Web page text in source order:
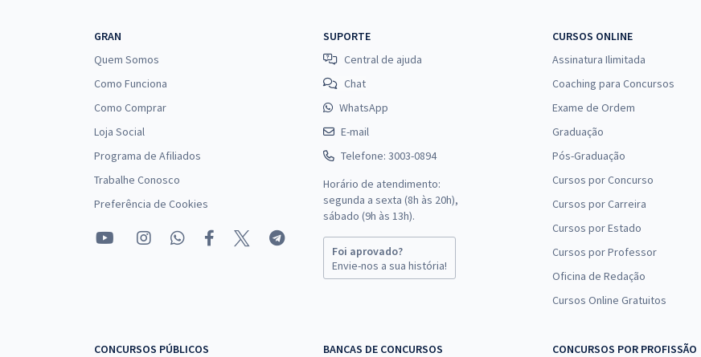
GRAN
Quem Somos
Como Funciona
Como Comprar
Loja Social
Programa de Afiliados
Trabalhe Conosco
Preferência de Cookies
SUPORTE
Central de ajuda
Chat
WhatsApp
E-mail
Telefone: 3003-0894
Horário de atendimento:
segunda a sexta (8h às 20h),
sábado (9h às 13h).
Foi aprovado?
Envie-nos a sua história!
CURSOS ONLINE
Assinatura Ilimitada
Coaching para Concursos
Exame de Ordem
Graduação
Pós-Graduação
Cursos por Concurso
Cursos por Carreira
Cursos por Estado
Cursos por Professor
Oficina de Redação
Cursos Online Gratuitos
CONCURSOS PÚBLICOS
BANCAS DE CONCURSOS
CONCURSOS POR PROFISSÃO